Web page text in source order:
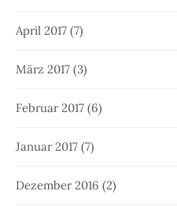
April 2017 (7)
März 2017 (3)
Februar 2017 (6)
Januar 2017 (7)
Dezember 2016 (2)